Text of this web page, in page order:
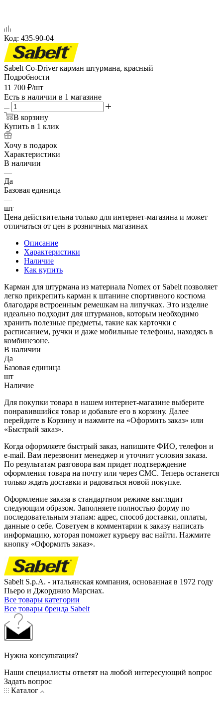
Код: 435-90-04
Sabelt Co-Driver карман штурмана, красный
Подробности
11 700 ₽/шт
Есть в наличии в 1 магазине
В корзину
Купить в 1 клик
Хочу в подарок
Характеристики
В наличии
—
Да
Базовая единица
—
шт
Цена действительна только для интернет-магазина и может
отличаться от цен в розничных магазинах
Описание
Характеристики
Наличие
Как купить
Карман для штурмана из материала Nomex от Sabelt позволяет
легко прикрепить карман к штанине спортивного костюма
благодаря встроенным ремешкам на липучках. Это изделие
идеально подходит для штурманов, которым необходимо
хранить полезные предметы, такие как карточки с
расписанием, ручки и даже мобильные телефоны, находясь в
комбинезоне.
В наличии
Да
Базовая единица
шт
Наличие
Для покупки товара в нашем интернет-магазине выберите
понравившийся товар и добавьте его в корзину. Далее
перейдите в Корзину и нажмите на «Оформить заказ» или
«Быстрый заказ».
Когда оформляете быстрый заказ, напишите ФИО, телефон и
e-mail. Вам перезвонит менеджер и уточнит условия заказа.
По результатам разговора вам придет подтверждение
оформления товара на почту или через СМС. Теперь останется
только ждать доставки и радоваться новой покупке.
Оформление заказа в стандартном режиме выглядит
следующим образом. Заполняете полностью форму по
последовательным этапам: адрес, способ доставки, оплаты,
данные о себе. Советуем в комментарии к заказу написать
информацию, которая поможет курьеру вас найти. Нажмите
кнопку «Оформить заказ».
Sabelt S.p.A. - итальянская компания, основанная в 1972 году
Пьеро и Джорджио Марсиах.
Все товары категории
Все товары бренда Sabelt
Нужна консультация?
Наши специалисты ответят на любой интересующий вопрос
Задать вопрос
Каталог